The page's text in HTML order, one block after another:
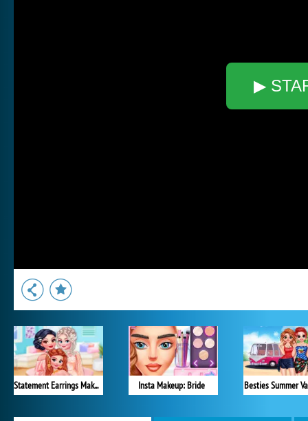
▶
Statement Earrings Makeover Insta Makeup: Bride Besties Summer